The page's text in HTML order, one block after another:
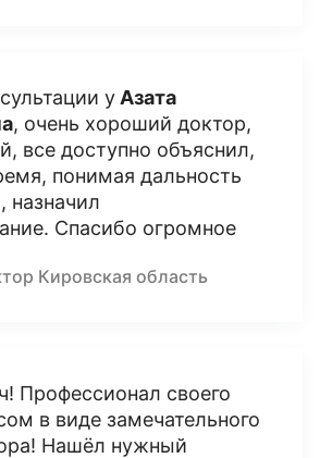
у Азата
, очень хороший доктор,
все доступно объяснил,
понимая дальность
назначил
Спасибо огромное
Кировская область
Профессионал своего
в виде замечательного
Нашёл нужный